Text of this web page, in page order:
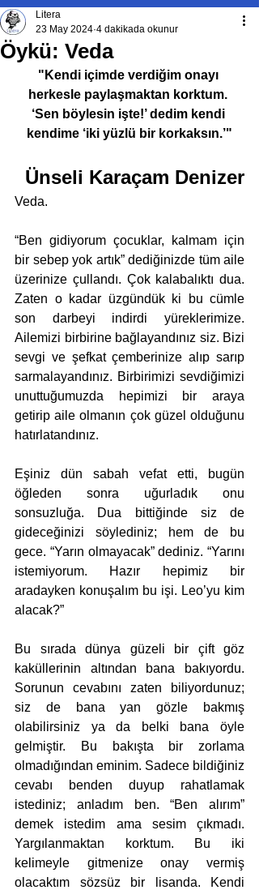
Öykü: Veda
Litera
23 May 2024 4 dakikada okunur
"Kendi içimde verdiğim onayı
herkesle paylaşmaktan korktum.
‘Sen böylesin işte!’ dedim kendi
kendime ‘iki yüzlü bir korkaksın.’"
Ünseli Karaçam Denizer
Veda.
“Ben gidiyorum çocuklar, kalmam için
bir sebep yok artık” dediğinizde tüm aile
üzerinize çullandı. Çok kalabalıktı dua.
Zaten o kadar üzgündük ki bu cümle
son darbeyi indirdi yüreklerimize.
Ailemizi birbirine bağlayandınız siz. Bizi
sevgi ve şefkat çemberinize alıp sarıp
sarmalayandınız. Birbirimizi sevdiğimizi
unuttuğumuzda hepimizi bir araya
getirip aile olmanın çok güzel olduğunu
hatırlatandınız.
Eşiniz dün sabah vefat etti, bugün
öğleden sonra uğurladık onu
sonsuzluğa. Dua bittiğinde siz de
gideceğinizi söylediniz; hem de bu
gece. “Yarın olmayacak” dediniz. “Yarını
istemiyorum. Hazır hepimiz bir
aradayken konuşalım bu işi. Leo’yu kim
alacak?”
Bu sırada dünya güzeli bir çift göz
kaküllerinin altından bana bakıyordu.
Sorunun cevabını zaten biliyordunuz;
siz de bana yan gözle bakmış
olabilirsiniz ya da belki bana öyle
gelmiştir. Bu bakışta bir zorlama
olmadığından eminim. Sadece bildiğiniz
cevabı benden duyup rahatlamak
istediniz; anladım ben. “Ben alırım”
demek istedim ama sesim çıkmadı.
Yargılanmaktan korktum. Bu iki
kelimeyle gitmenize onay vermiş
olacaktım sözsüz bir lisanda. Kendi